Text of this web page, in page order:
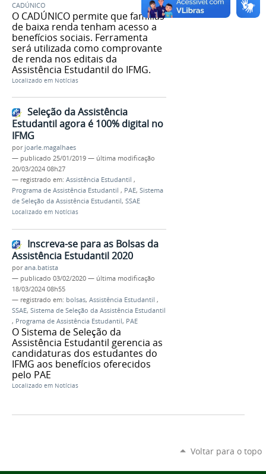
CADÚNICO
O CADÚNICO permite que famílias
de baixa renda tenham acesso a
benefícios sociais. Ferramenta
será utilizada como comprovante
de renda nos editais da
Assistência Estudantil do IFMG.
Localizado em Notícias
Seleção da Assistência
Estudantil agora é 100% digital no
IFMG
por joarle.magalhaes
— publicado 25/01/2019 — última modificação
20/03/2024 08h27
— registrado em: Assistência Estudantil ,
Programa de Assistência Estudantil , PAE, Sistema
de Seleção da Assistência Estudantil, SSAE
Localizado em Notícias
Inscreva-se para as Bolsas da
Assistência Estudantil 2020
porana.batista
— publicado 03/02/2020 — última modificação
18/03/2024 08h55
— registrado em: bolsas, Assistência Estudantil ,
SSAE, Sistema de Seleção da Assistência Estudantil
, Programa de Assistência Estudantil, PAE
O Sistema de Seleção da
Assistência Estudantil gerencia as
candidaturas dos estudantes do
IFMG aos benefícios oferecidos
pelo PAE
Localizado em Notícias
Voltar para o topo